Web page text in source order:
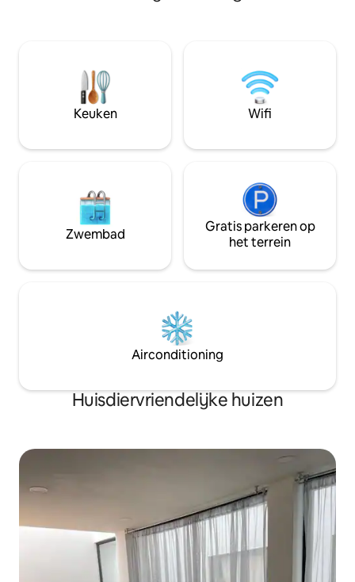
winkelgebieden, restaurants en de
belangrijkste bezienswaardigheden 🌋
Uitzichtpunt en privéterras met uitzicht
op de vulkaan Galeras 🐾 Huisdieren zijn
KORTING op je
Reserveer nu en
ervaring in Pasto
Keuken Wifi
Zwembad
Gratis parkeren op
het terrein
Airconditioning
Huisdiervriendelijke huizen